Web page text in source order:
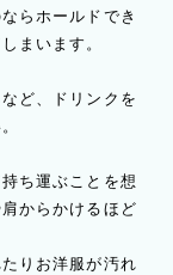
らホールドでき
まいます。
ど、ドリンクを
ち運ぶことを想
からかけるほど
りお洋服が汚れ